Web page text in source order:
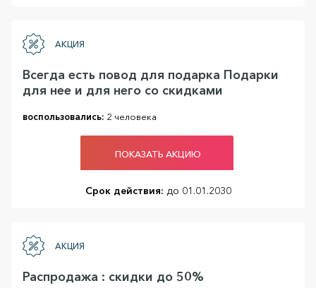
АКЦИЯ
Всегда есть повод для подарка Подарки
для нее и для него со скидками
воспользовались: 2 человека
ПОКАЗАТЬ АКЦИЮ
Срок действия: до 01.01.2030
АКЦИЯ
Распродажа : скидки до 50%